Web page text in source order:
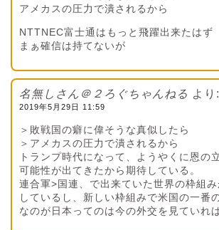
アメカスの圧力で潰されるから
NTTNEC富士通はもっと飛躍出来たはず
まぁ確信は持てないが
名無しさん＠２ろぐちゃんねる より:
2019年5月29日 11:59
＞敗戦国の癖に偉そうな真似したら
＞アメカスの圧力で潰されるから
トランプ時代になって、ようやくに恩の
可能性が出てきたから期待している。
連合軍>国連、で出来ていた世界の枠組み
しているし、新しい枠組みで米国の一番
なのが日本ってのは今の外交を見ていれ